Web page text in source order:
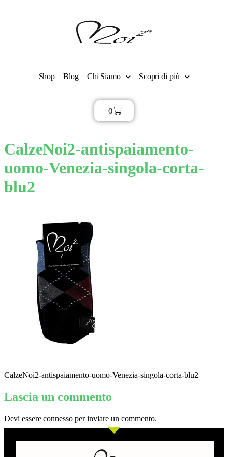
Shop Blog Chi Siamo Scopri di più
0
CalzeNoi2-antispaiamento-
uomo-Venezia-singola-corta-
blu2
CalzeNoi2-antispaiamento-uomo-Venezia-singola-corta-blu2
Lascia un commento
Devi essere connesso per inviare un commento.